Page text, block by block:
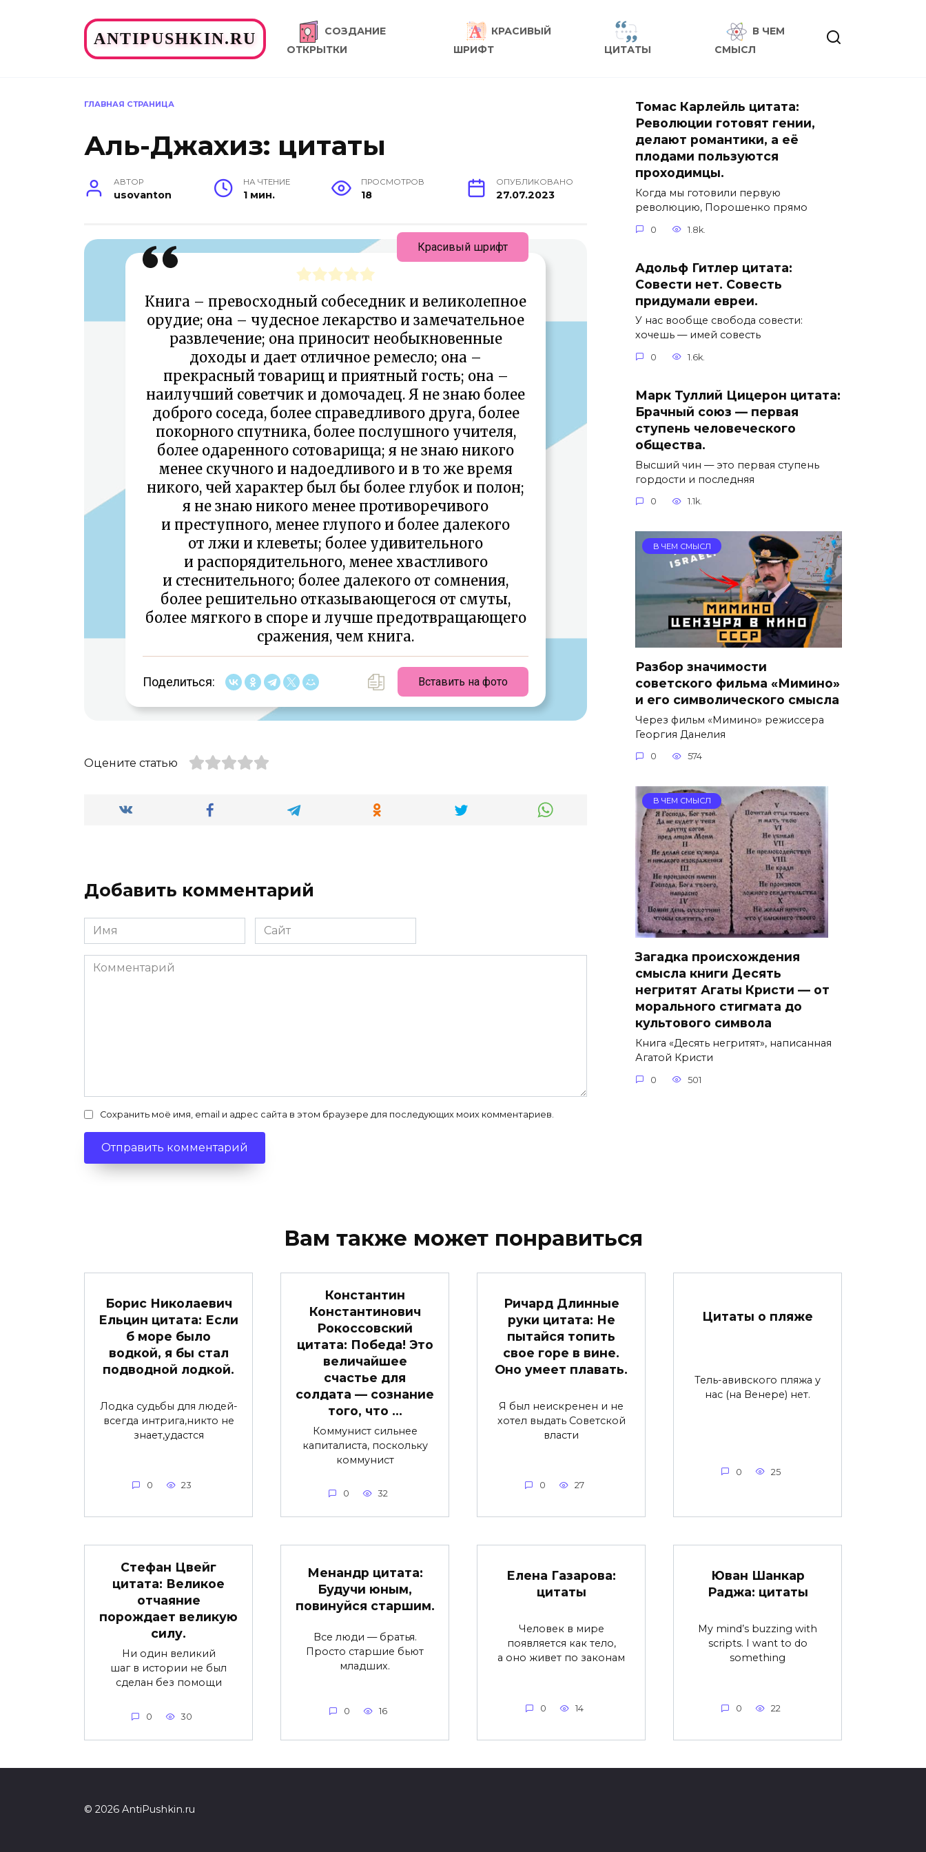
ANTIPUSHKIN.RU
СОЗДАНИЕ
ОТКРЫТКИ
КРАСИВЫЙ
ШРИФТ
ЦИТАТЫ
В ЧЕМ
СМЫСЛ
ГЛАВНАЯ СТРАНИЦА
Аль-Джахиз: цитаты
АВТОР
usovanton
НА ЧТЕНИЕ
1 мин.
ПРОСМОТРОВ
18
ОПУБЛИКОВАНО
27.07.2023
Книга – превосходный собеседник и великолепное
орудие; она – чудесное лекарство и замечательное
развлечение; она приносит необыкновенные
доходы и дает отличное ремесло; она –
прекрасный товарищ и приятный гость; она –
наилучший советчик и домочадец. Я не знаю более
доброго соседа, более справедливого друга, более
покорного спутника, более послушного учителя,
более одаренного сотоварища; я не знаю никого
менее скучного и надоедливого и в то же время
никого, чей характер был бы более глубок и полон;
я не знаю никого менее противоречивого
и преступного, менее глупого и более далекого
от лжи и клеветы; более удивительного
и распорядительного, менее хвастливого
и стеснительного; более далекого от сомнения,
более решительно отказывающегося от смуты,
более мягкого в споре и лучше предотвращающего
сражения, чем книга.
Поделиться: Вставить на фото
Красивый шрифт
Оцените статью
Добавить комментарий
Имя
*
Сайт
Комментарий
Сохранить моё имя, email и адрес сайта в этом браузере для последующих моих комментариев.
Томас Карлейль цитата:
Революции готовят гении,
делают романтики, а её
плодами пользуются
проходимцы.
Когда мы готовили первую
революцию, Порошенко прямо
0 1.8k.
Адольф Гитлер цитата:
Совести нет. Совесть
придумали евреи.
У нас вообще свобода совести:
хочешь — имей совесть
0 1.6k.
Марк Туллий Цицерон цитата:
Брачный союз — первая
ступень человеческого
общества.
Высший чин — это первая ступень
гордости и последняя
0 1.1k.
В ЧЕМ СМЫСЛ
Разбор значимости
советского фильма «Мимино»
и его символического смысла
Через фильм «Мимино» режиссера
Георгия Данелия
0 574
В ЧЕМ СМЫСЛ
Загадка происхождения
смысла книги Десять
негритят Агаты Кристи — от
морального стигмата до
культового символа
Книга «Десять негритят», написанная
Агатой Кристи
0 501
Вам также может понравиться
Борис Николаевич
Ельцин цитата: Если
б море было
водкой, я бы стал
подводной лодкой.
Лодка судьбы для людей-
всегда интрига,никто не
знает,удастся
0 23
Константин
Константинович
Рокоссовский
цитата: Победа! Это
величайшее
счастье для
солдата — сознание
того, что …
Коммунист сильнее
капиталиста, поскольку
коммунист
0 32
Ричард Длинные
руки цитата: Не
пытайся топить
свое горе в вине.
Оно умеет плавать.
Я был неискренен и не
хотел выдать Советской
власти
0 27
Цитаты о пляже
Тель-авивского пляжа у
нас (на Венере) нет.
0 25
Стефан Цвейг
цитата: Великое
отчаяние
порождает великую
силу.
Ни один великий
шаг в истории не был
сделан без помощи
0 30
Менандр цитата:
Будучи юным,
повинуйся старшим.
Все люди — братья.
Просто старшие бьют
младших.
0 16
Елена Газарова:
цитаты
Человек в мире
появляется как тело,
а оно живет по законам
0 14
Юван Шанкар
Раджа: цитаты
My mind’s buzzing with
scripts. I want to do
something
0 22
© 2026 AntiPushkin.ru